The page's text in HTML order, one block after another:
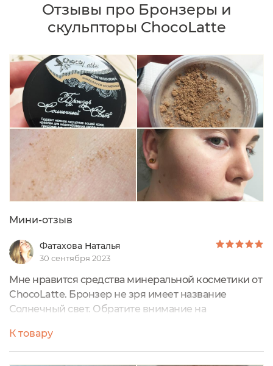
Отзывы про Бронзеры и
скульпторы ChocoLatte
Мини-отзыв
Фатахова Наталья
30 сентября 2023
Мне нравится средства минеральной косметики от
ChocoLatte. Бронзер не зря имеет название
Солнечный свет. Обратите внимание на
его составе есть маленькие искрящиеся звездочки.
Несмотря на то, что он достаточно темного оттенка
К товару